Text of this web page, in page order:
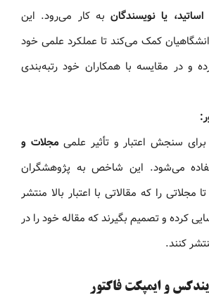
یا نویسندگانبه کار می‌رود. این
کمک می‌کند تا عملکرد علمی خود
و در مقایسه با همکاران خود رتبه‌بندی
سنجش اعتبار و تأثیر علمیمجلات و
می‌شود. این شاخص به پژوهشگران
را که مقالاتی با اعتبار بالا منتشر
کرده و تصمیم بگیرند که مقاله خود را در
کنند.
و ایمپکت فاکتور